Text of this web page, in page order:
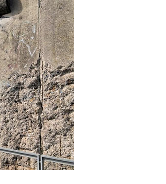
viếtY học - Sức khỏe